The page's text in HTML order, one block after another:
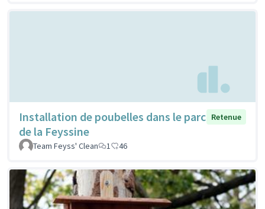
Installation de poubelles dans le parc
de la Feyssine
Retenue
Team Feyss' Clean 1 46